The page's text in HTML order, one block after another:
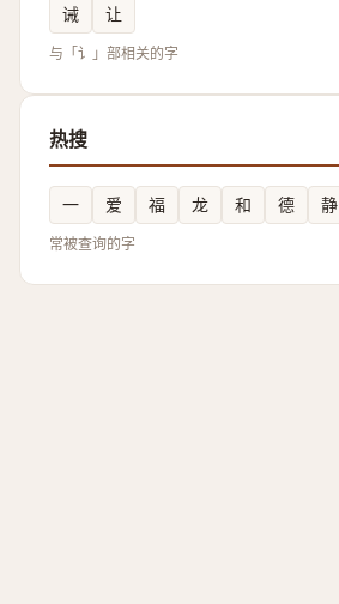
诫
让
与「讠」部相关的字
热搜
一 爱 福 龙 和 德 静
常被查询的字